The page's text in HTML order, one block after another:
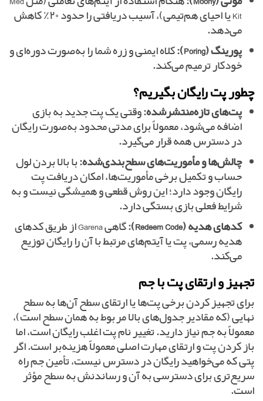
Kit یا احیای هم‌تیمی)، آسیب دریافتی را حدود ۲۰٪ کاهش
می‌دهد.
پورینگ (Poring):
کلاه ایمنی و زره شما را به‌صورت دوره‌ای و
خودکار ترمیم می‌کند.
چطور پت رایگان بگیریم؟
پت‌های تازه‌منتشرشده:وقتی یک پت جدید به بازی
اضافه می‌شود، معمولاً برای مدتی محدود به‌صورت رایگان
در دسترس همه قرار می‌گیرد.
چالش‌ها و مأموریت‌های سطح‌بندی‌شده:با بالا بردن لول
حساب و تکمیل برخی مأموریت‌ها، امکان دریافت پت
رایگان وجود دارد؛ این روش قطعی و همیشگی نیست و به
شرایط فعلی بازی بستگی دارد.
کدهای هدیه (Redeem Code):
گاهی Garena از طریق کدهای
هدیه رسمی، پت یا آیتم‌های مرتبط با آن را رایگان توزیع
می‌کند.
تجهیز و ارتقای پت با جم
برای تجهیز کردن برخی پت‌ها یا ارتقای سطح آن‌ها به سطح
نهایی (که مقادیر جدول‌های بالا مربوط به همان سطح است)،
معمولاً به جم نیاز دارید. تغییر نام پت اغلب رایگان است، اما
باز کردن پت و ارتقای مهارت اصلی معمولاً هزینه‌بر است. اگر
پتی که می‌خواهید رایگان در دسترس نیست، تأمین جم راه
سریع‌تری برای دسترسی به آن و رساندنش به سطح مؤثر
است.